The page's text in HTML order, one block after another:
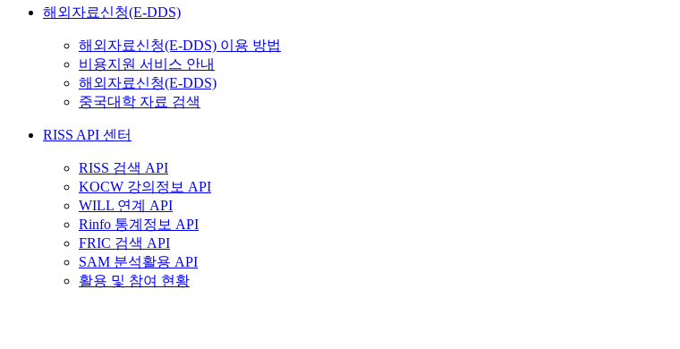
해외자료신청(E-DDS)
해외자료신청(E-DDS) 이용 방법
비용지원 서비스 안내
해외자료신청(E-DDS)
중국대학 자료 검색
RISS API 센터
RISS 검색 API
KOCW 강의정보 API
WILL 연계 API
Rinfo 통계정보 API
FRIC 검색 API
SAM 분석활용 API
활용 및 참여 현황